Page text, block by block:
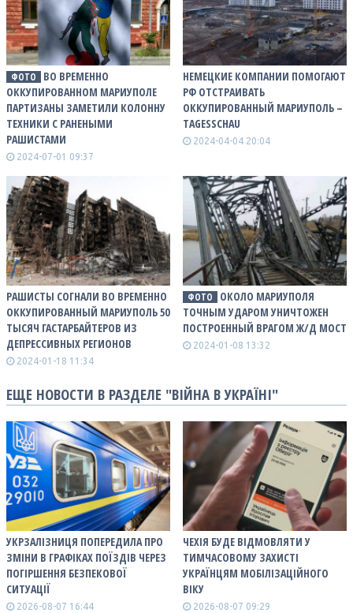
ФОТО
ВО ВРЕМЕННО
ОККУПИРОВАННОМ МАРИУПОЛЕ
ПАРТИЗАНЫ ЗАМЕТИЛИ КОЛОННУ
ТЕХНИКИ С РАНЕНЫМИ
РАШИСТАМИ
2024-07-01 09:37
НЕМЕЦКИЕ КОМПАНИИ ПОМОГАЮТ
РФ ОТСТРАИВАТЬ
ОККУПИРОВАННЫЙ МАРИУПОЛЬ –
TAGESSCHAU
2024-04-04 20:04
РАШИСТЫ СОГНАЛИ ВО ВРЕМЕННО
ОККУПИРОВАННЫЙ МАРИУПОЛЬ 50
ТЫСЯЧ ГАСТАРБАЙТЕРОВ ИЗ
ДЕПРЕССИВНЫХ РЕГИОНОВ
2024-01-18 11:34
ФОТО
ОКОЛО МАРИУПОЛЯ
ТОЧНЫМ УДАРОМ УНИЧТОЖЕН
ПОСТРОЕННЫЙ ВРАГОМ Ж/Д МОСТ
2024-01-08 13:32
ЕЩЕ НОВОСТИ В РАЗДЕЛЕ "ВІЙНА В УКРАЇНІ"
УКРЗАЛІЗНИЦЯ ПОПЕРЕДИЛА ПРО
ЗМІНИ В ГРАФІКАХ ПОЇЗДІВ ЧЕРЕЗ
ПОГІРШЕННЯ БЕЗПЕКОВОЇ
СИТУАЦІЇ
2026-08-07 16:44
ЧЕХІЯ БУДЕ ВІДМОВЛЯТИ У
ТИМЧАСОВОМУ ЗАХИСТІ
УКРАЇНЦЯМ МОБІЛІЗАЦІЙНОГО
ВІКУ
2026-08-07 09:29